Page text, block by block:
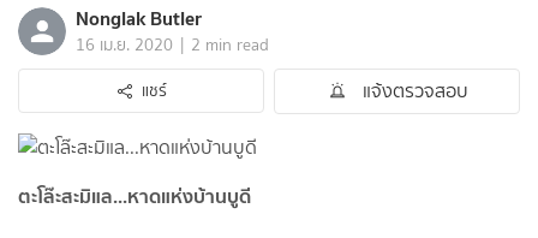
Nonglak Butler
16 เม.ย. 2020 | 2 min read
แชร์
แจ้งตรวจสอบ
ตะโล๊ะสะมิแล...หาดแห่งบ้านบูดี